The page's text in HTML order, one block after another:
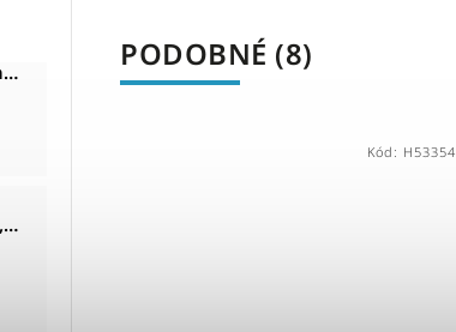
kolečko volnoběžné 16z hnědé
Sedlo Selle SMP Well cerná, Unisex, 280x144mm, 280g
PODOBNÉ (8)
Kód: H53354